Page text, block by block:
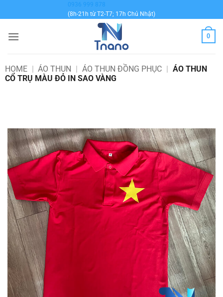
qua
dung
0936 999 878
(8h-21h từ T2-T7; 17h Chủ Nhật)
0
HOME | ÁO THUN | ÁO THUN ĐỒNG PHỤC | ÁO THUN
CỔ TRỤ MÀU ĐỎ IN SAO VÀNG